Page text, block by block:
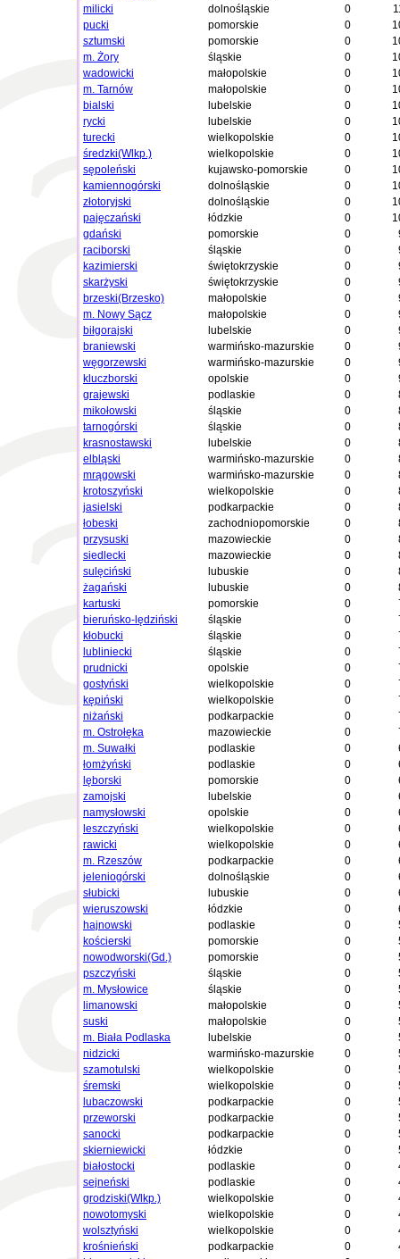
milicki
dolnośląskie 0
pucki
pomorskie 0
sztumski
pomorskie 0
m. Żory
śląskie 0
wadowicki
małopolskie 0
m. Tarnów
małopolskie 0
bialski
lubelskie 0
rycki
lubelskie 0
turecki
wielkopolskie 0
średzki(Wlkp.)
wielkopolskie 0
sępoleński
kujawsko-pomorskie 0
kamiennogórski
dolnośląskie 0
złotoryjski
dolnośląskie 0
pajęczański
łódzkie 0
gdański
pomorskie 0
raciborski
śląskie 0
kazimierski
świętokrzyskie 0
skarżyski
świętokrzyskie 0
brzeski(Brzesko)
małopolskie 0
m. Nowy Sącz
małopolskie 0
biłgorajski
lubelskie 0
braniewski
warmińsko-mazurskie 0
węgorzewski
warmińsko-mazurskie 0
kluczborski
opolskie 0
grajewski
podlaskie 0
mikołowski
śląskie 0
tarnogórski
śląskie 0
krasnostawski
lubelskie 0
elbląski
warmińsko-mazurskie 0
mrągowski
warmińsko-mazurskie 0
krotoszyński
wielkopolskie 0
jasielski
podkarpackie 0
łobeski
zachodniopomorskie 0
przysuski
mazowieckie 0
siedlecki
mazowieckie 0
sulęciński
lubuskie 0
żagański
lubuskie 0
kartuski
pomorskie 0
bieruńsko-lędziński
śląskie 0
kłobucki
śląskie 0
lubliniecki
śląskie 0
prudnicki
opolskie 0
gostyński
wielkopolskie 0
kępiński
wielkopolskie 0
niżański
podkarpackie 0
m. Ostrołęka
mazowieckie 0
m. Suwałki
podlaskie 0
łomżyński
podlaskie 0
lęborski
pomorskie 0
zamojski
lubelskie 0
namysłowski
opolskie 0
leszczyński
wielkopolskie 0
rawicki
wielkopolskie 0
m. Rzeszów
podkarpackie 0
jeleniogórski
dolnośląskie 0
słubicki
lubuskie 0
wieruszowski
łódzkie 0
hajnowski
podlaskie 0
kościerski
pomorskie 0
nowodworski(Gd.)
pomorskie 0
pszczyński
śląskie 0
m. Mysłowice
śląskie 0
limanowski
małopolskie 0
suski
małopolskie 0
m. Biała Podlaska
lubelskie 0
nidzicki
warmińsko-mazurskie 0
szamotulski
wielkopolskie 0
śremski
wielkopolskie 0
lubaczowski
podkarpackie 0
przeworski
podkarpackie 0
sanocki
podkarpackie 0
skierniewicki
łódzkie 0
białostocki
podlaskie 0
sejneński
podlaskie 0
grodziski(Wlkp.)
wielkopolskie 0
nowotomyski
wielkopolskie 0
wolsztyński
wielkopolskie 0
krośnieński
podkarpackie 0